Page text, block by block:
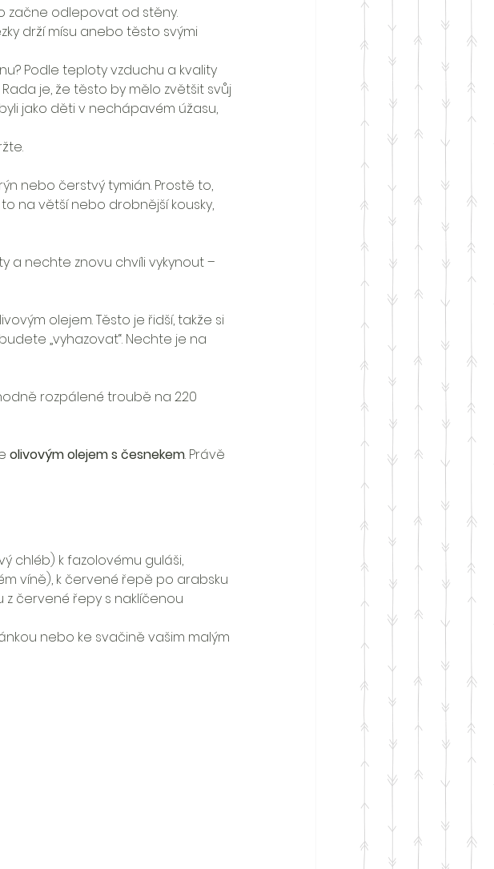
začne odlepovat od stěny.
drží mísu anebo těsto svými
Podle teploty vzduchu a kvality
je, že těsto by mělo zvětšit svůj
jako děti v nechápavém úžasu,
nebo čerstvý tymián. Prostě to,
na větší nebo drobnější kousky,
a nechte znovu chvíli vykynout –
olejem. Těsto je řidší, takže si
„vyhazovat“. Nechte je na
rozpálené troubě na 220
olivovým olejem s česnekem. Právě
chléb) k fazolovému guláši,
víně), k červené řepě po arabsku
z červené řepy s naklíčenou
nebo ke svačině vašim malým